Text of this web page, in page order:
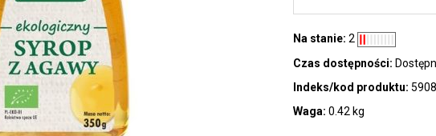
Na stanie: 2
Czas dostępności:
Indeks/kod produktu:
Waga: 0.42 kg